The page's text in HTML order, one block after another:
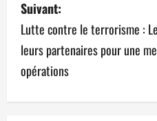
g
a
t
i
Suivant:
Lutte contre le terrorisme :
leurs partenaires pour une
opérations